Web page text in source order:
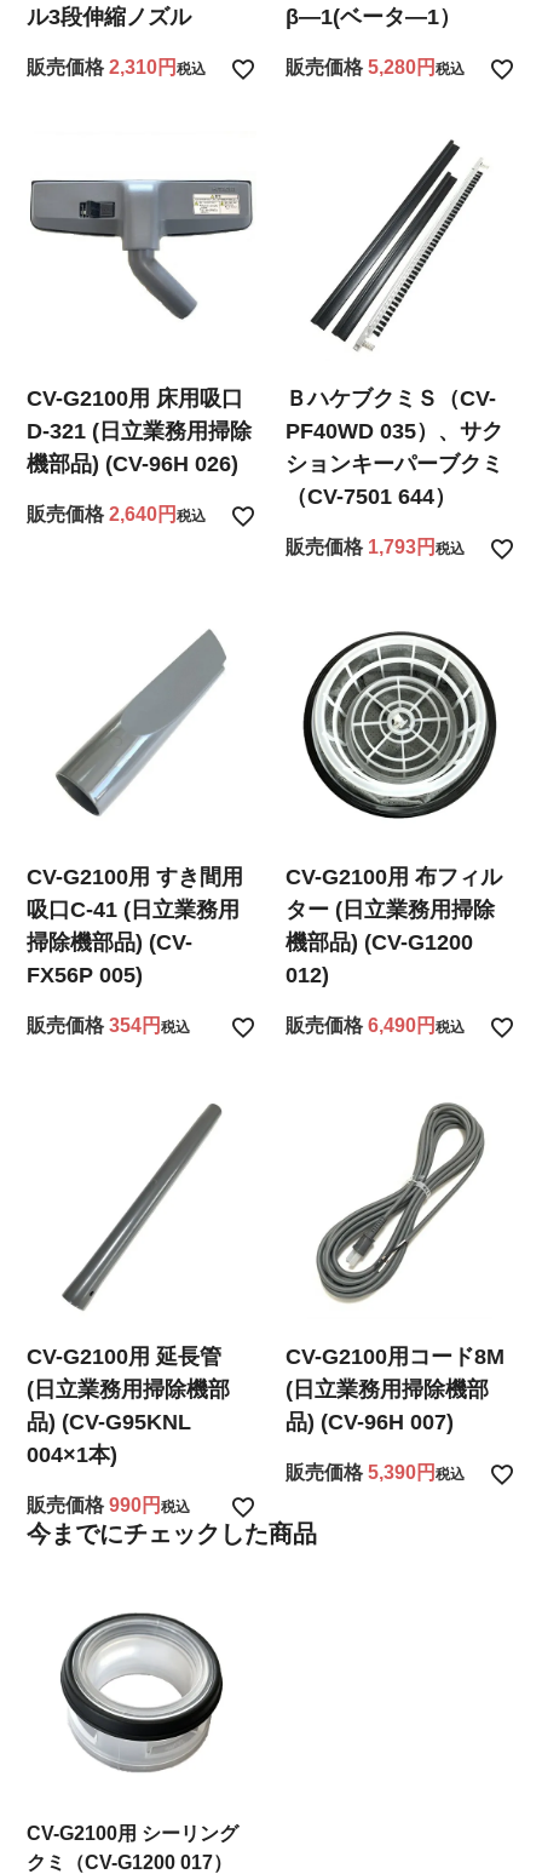
ル3段伸縮ノズル
販売価格 2,310 税込
β―1(ベータ―1）
販売価格 5,280 税込
CV-G2100用 床用吸口
D-321 (日立業務用掃除
機部品) (CV-96H 026)
販売価格 2,640 税込
ＢハケブクミＳ（CV-
PF40WD 035）、サク
ションキーパーブクミ
（CV-7501 644）
販売価格 1,793 税込
CV-G2100用 すき間用
吸口C-41 (日立業務用
掃除機部品) (CV-
FX56P 005)
販売価格 354 税込
CV-G2100用 布フィル
ター (日立業務用掃除
機部品) (CV-G1200
012)
販売価格 6,490 税込
CV-G2100用 延長管
(日立業務用掃除機部
品) (CV-G95KNL
004×1本)
販売価格 990 税込
CV-G2100用コード8M
(日立業務用掃除機部
品) (CV-96H 007)
販売価格 5,390 税込
今までにチェックした商品
CV-G2100用 シーリング
クミ（CV-G1200 017）